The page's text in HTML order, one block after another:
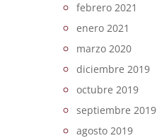
febrero 2021
enero 2021
marzo 2020
diciembre 2019
octubre 2019
septiembre 2019
agosto 2019